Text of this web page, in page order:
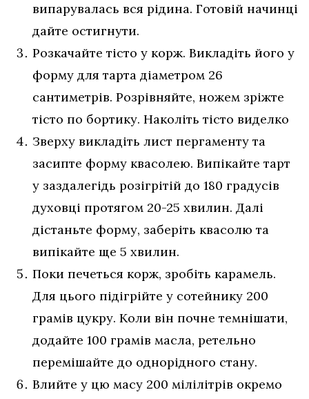
випарувалась вся рідина. Готовій начинці
дайте остигнути.
Розкачайте тісто у корж. Викладіть його у
форму для тарта діаметром 26
сантиметрів. Розрівняйте, ножем зріжте
тісто по бортику. Наколіть тісто виделко
Зверху викладіть лист пергаменту та
засипте форму квасолею. Випікайте тарт
у заздалегідь розігрітій до 180 градусів
духовці протягом 20-25 хвилин. Далі
дістаньте форму, заберіть квасолю та
випікайте ще 5 хвилин.
Поки печеться корж, зробіть карамель.
Для цього підігрійте у сотейнику 200
грамів цукру. Коли він почне темнішати,
додайте 100 грамів масла, ретельно
перемішайте до однорідного стану.
Влийте у цю масу 200 мілілітрів окремо